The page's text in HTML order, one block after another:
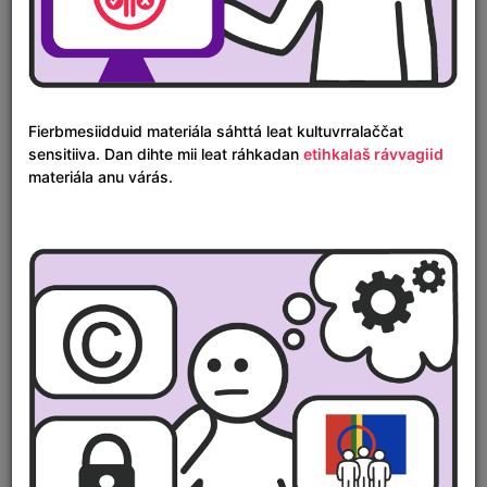
Áigelinnjá
Fierbmesiidduid materiála sáhttá leat kultuvrralaččat
sensitiiva. Dan dihte mii leat ráhkadan etihkalaš rávvagiid
materiála anu várás.